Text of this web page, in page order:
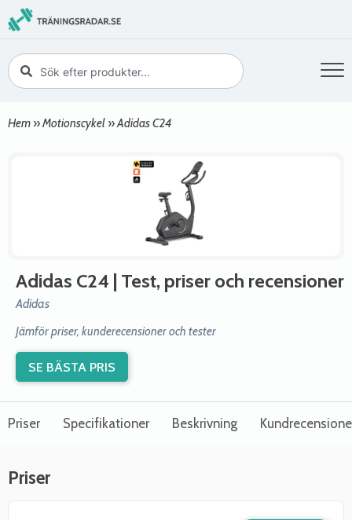
Hem »Motionscykel »Adidas C24
Adidas C24 | Test, priser och recensioner
Adidas
Jämför priser, kunderecensioner och tester
SE BÄSTA PRIS
Priser Specifikationer Beskrivning
Priser